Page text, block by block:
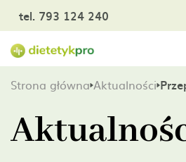
tel. 793 124 240
Strona główna Aktualności